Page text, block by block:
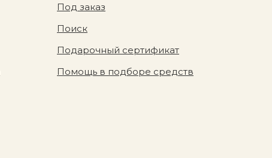
Под заказ
Поиск
Подарочный сертификат
Помощь в подборе средств